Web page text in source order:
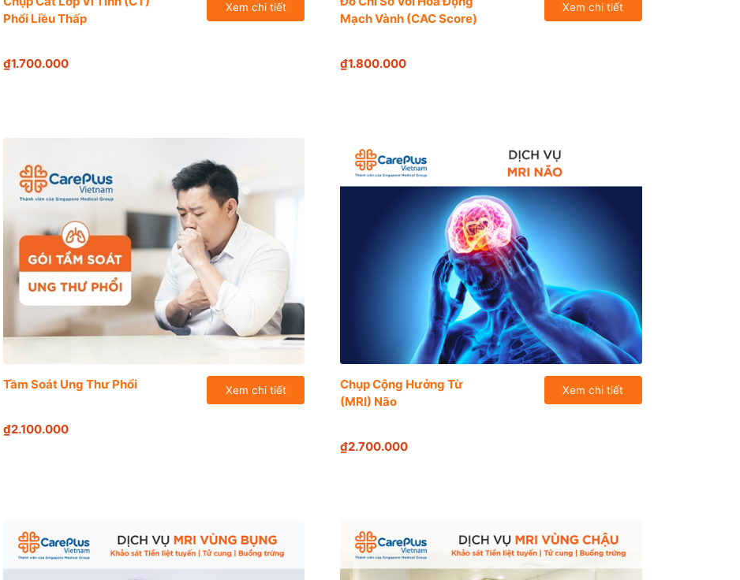
Phổi Liều Thấp
₫1.700.000
Xem chi tiết
Mạch Vành (CAC Score)
₫1.800.000
Xem chi tiết
Tầm Soát Ung Thư Phổi
₫2.100.000
Xem chi tiết
Chụp Cộng Hưởng Từ
(MRI) Não
₫2.700.000
Xem chi tiết